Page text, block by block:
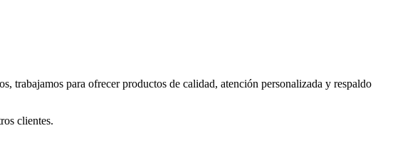
trabajamos para ofrecer productos de calidad, atención personalizada y respaldo
clientes.